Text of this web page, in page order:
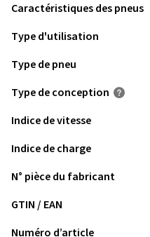
Caractéristiques des pneus
Type d'utilisation
Type de pneu
Type de conception
Indice de vitesse
Indice de charge
N° pièce du fabricant
GTIN / EAN
Numéro d’article